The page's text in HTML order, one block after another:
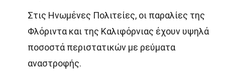
Στις Ηνωμένες Πολιτείες, οι παραλίες της
Φλόριντα και της Καλιφόρνιας έχουν υψηλά
ποσοστά περιστατικών με ρεύματα
αναστροφής.